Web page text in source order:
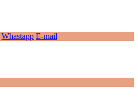
Whastapp E-mail